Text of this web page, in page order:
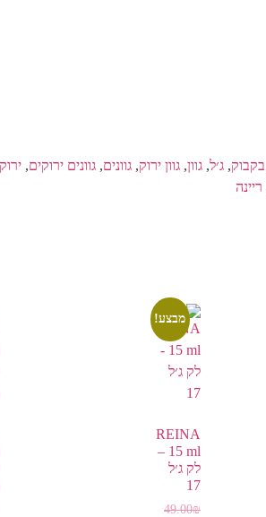
בקבוק, ג׳ל, גוון, גוון ירוק, גוונים, גוונים ירוקים, ירוק
ריינה
מבצע!
REINA
15 ml –
לק ג׳ל
17
49.00₪